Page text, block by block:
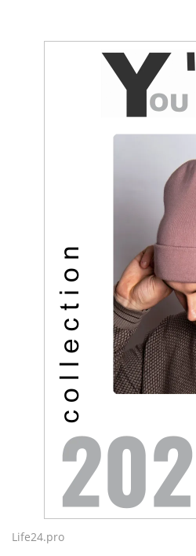
Life24.pro